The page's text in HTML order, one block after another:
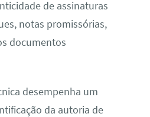
de assinaturas
notas promissórias,
documentos
desempenha um
da autoria de